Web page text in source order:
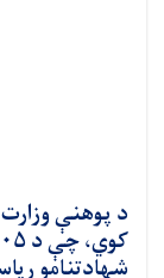
د پوهنې وزارت